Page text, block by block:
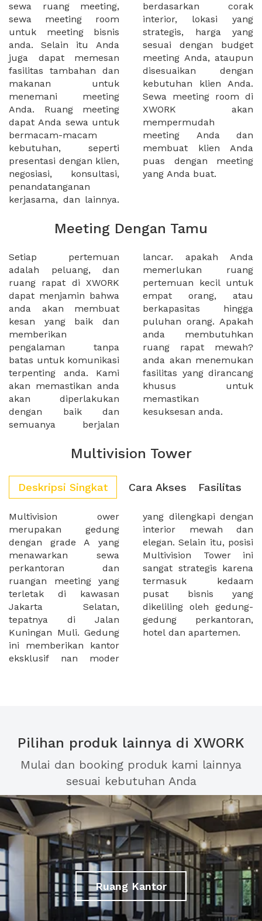
sewa ruang meeting,
sewa meeting room
untuk meeting bisnis
anda. Selain itu Anda
juga dapat memesan
fasilitas tambahan dan
makanan untuk
menemani meeting
Anda. Ruang meeting
dapat Anda sewa untuk
bermacam-macam
kebutuhan, seperti
presentasi dengan klien,
negosiasi, konsultasi,
penandatanganan
kerjasama, dan lainnya.
berdasarkan corak
interior, lokasi yang
strategis, harga yang
sesuai dengan budget
meeting Anda, ataupun
disesuaikan dengan
kebutuhan klien Anda.
Sewa meeting room di
XWORK akan
mempermudah
meeting Anda dan
membuat klien Anda
puas dengan meeting
yang Anda buat.
Meeting Dengan Tamu
Setiap pertemuan
adalah peluang, dan
ruang rapat di XWORK
dapat menjamin bahwa
anda akan membuat
kesan yang baik dan
memberikan
pengalaman tanpa
batas untuk komunikasi
terpenting anda. Kami
akan memastikan anda
akan diperlakukan
dengan baik dan
semuanya berjalan
lancar. apakah Anda
memerlukan ruang
pertemuan kecil untuk
empat orang, atau
berkapasitas hingga
puluhan orang. Apakah
anda membutuhkan
ruang rapat mewah?
anda akan menemukan
fasilitas yang dirancang
khusus untuk
memastikan
kesuksesan anda.
Multivision Tower
Deskripsi Singkat Cara Akses Fasilitas
Multivision ower
merupakan gedung
dengan grade A yang
menawarkan sewa
perkantoran dan
ruangan meeting yang
terletak di kawasan
Jakarta Selatan,
tepatnya di Jalan
Kuningan Muli. Gedung
ini memberikan kantor
eksklusif nan moder
yang dilengkapi dengan
interior mewah dan
elegan. Selain itu, posisi
Multivision Tower ini
sangat strategis karena
termasuk kedaam
pusat bisnis yang
dikeliling oleh gedung-
gedung perkantoran,
hotel dan apartemen.
Pilihan produk lainnya di XWORK
Mulai dan booking produk kami lainnya
sesuai kebutuhan Anda
Ruang Kantor